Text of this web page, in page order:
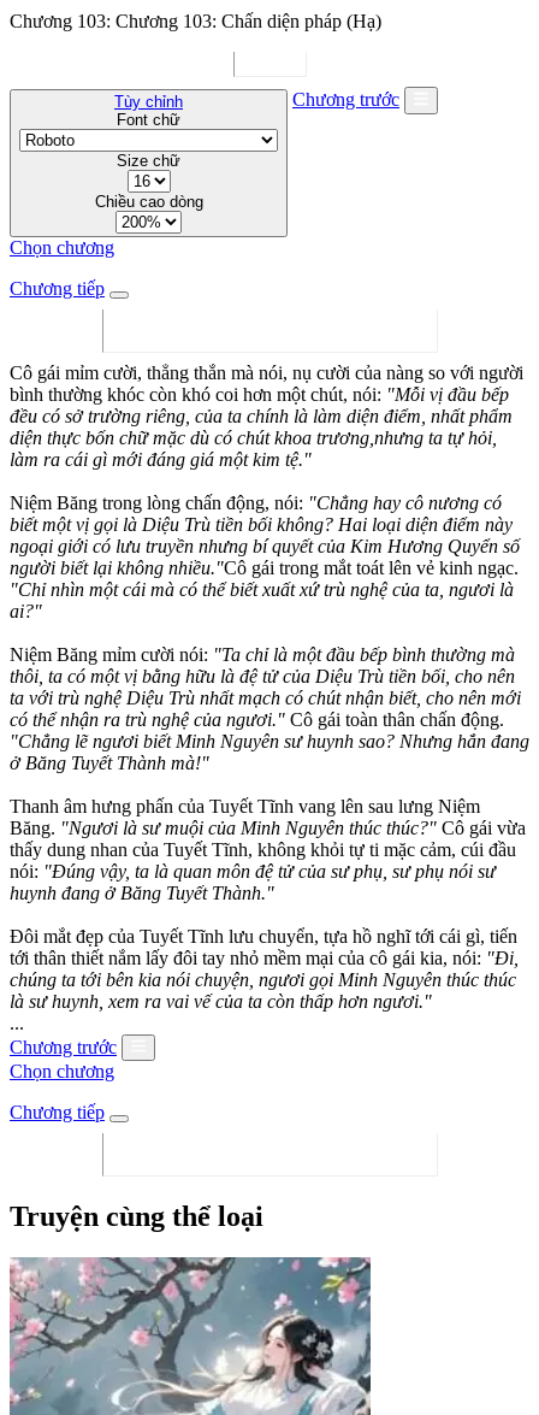
Chương 103: Chương 103: Chấn diện pháp (Hạ)
Tùy chỉnh
Font chữ
Size chữ
Chiều cao dòng
Chương trước
Chọn chương
Chương tiếp
Cô gái mỉm cười, thẳng thắn mà nói, nụ cười của nàng so với người
bình thường khóc còn khó coi hơn một chút, nói: "Mỗi vị đầu bếp
đều có sở trường riêng, của ta chính là làm diện điểm, nhất phẩm
diện thực bốn chữ mặc dù có chút khoa trương,nhưng ta tự hỏi,
làm ra cái gì mới đáng giá một kim tệ."
Niệm Băng trong lòng chấn động, nói: "Chẳng hay cô nương có
biết một vị gọi là Diệu Trù tiền bối không? Hai loại diện điểm này
ngoại giới có lưu truyền nhưng bí quyết của Kim Hương Quyển số
người biết lại không nhiều."Cô gái trong mắt toát lên vẻ kinh ngạc.
"Chỉ nhìn một cái mà có thể biết xuất xứ trù nghệ của ta, ngươi là
ai?"
Niệm Băng mỉm cười nói: "Ta chỉ là một đầu bếp bình thường mà
thôi, ta có một vị bằng hữu là đệ tử của Diệu Trù tiền bối, cho nên
ta với trù nghệ Diệu Trù nhất mạch có chút nhận biết, cho nên mới
có thể nhận ra trù nghệ của ngươi." Cô gái toàn thân chấn động.
"Chẳng lẽ ngươi biết Minh Nguyên sư huynh sao? Nhưng hắn đang
ở Băng Tuyết Thành mà!"
Thanh âm hưng phấn của Tuyết Tĩnh vang lên sau lưng Niệm
Băng. "Ngươi là sư muội của Minh Nguyên thúc thúc?" Cô gái vừa
thấy dung nhan của Tuyết Tĩnh, không khỏi tự ti mặc cảm, cúi đầu
nói: "Đúng vậy, ta là quan môn đệ tử của sư phụ, sư phụ nói sư
huynh đang ở Băng Tuyết Thành."
Đôi mắt đẹp của Tuyết Tĩnh lưu chuyển, tựa hồ nghĩ tới cái gì, tiến
tới thân thiết nắm lấy đôi tay nhỏ mềm mại của cô gái kia, nói: "Đi,
chúng ta tới bên kia nói chuyện, ngươi gọi Minh Nguyên thúc thúc
là sư huynh, xem ra vai vế của ta còn thấp hơn ngươi."
...
Chương trước
Chọn chương
Chương tiếp
Truyện cùng thể loại